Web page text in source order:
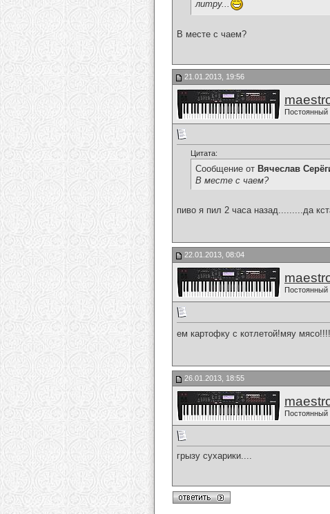
литру...
В месте с чаем?
21.01.2013, 19:56
Постоянный
Цитата:
Сообщение от Вячеслав
В месте с чаем?
пиво я пил 2 часа назад.........да
22.01.2013, 08:04
Постоянный
ем картофку с котлетой!мяу мясо!!!!
26.01.2013, 18:55
Постоянный
грызу сухарики....